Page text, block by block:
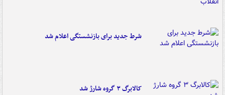
شرط جدید برای بازنشستگی اعلام شد
کالابرگ ۳ گروه شارژ شد